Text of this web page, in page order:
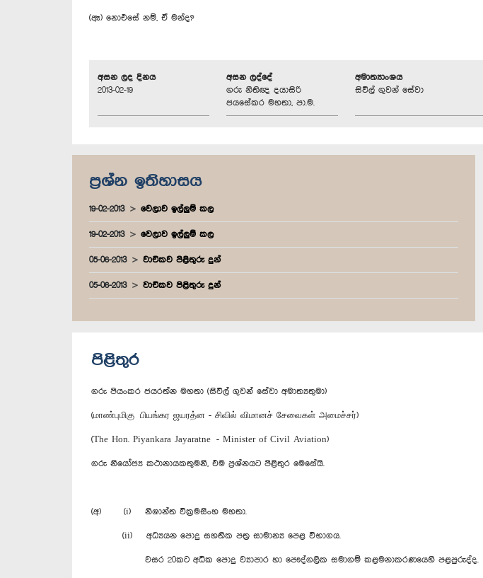
(ඈ) නොඑසේ නම්, ඒ මන්ද?
අසන ලද දිනය
2013-02-19
අසන ලද්දේ
ගරු නීතිඥ දයාසිරි
ජයසේකර මහතා, පා.ම.
අමාත්‍යාංශය
සිවිල් ගුවන් සේවා
ප්‍රශ්න ඉතිහාසය
19-02-2013 වෙලාව ඉල්ලුම් කල
19-02-2013 වෙලාව ඉල්ලුම් කල
05-06-2013 වාචිකව පිළිතුරු දුන්
05-06-2013 වාචිකව පිළිතුරු දුන්
පිළිතුර
ගරු පියංකර ජයරත්න මහතා (සිවිල් ගුවන් සේවා අමාත්‍යතුමා)
(மாண்புமிகு பியங்கர ஜயரத்ன - சிவில் விமானச் சேவைகள் அமைச்சர்)
(The Hon. Piyankara Jayaratne - Minister of Civil Aviation)
ගරු නියෝජ්‍ය කථානායකතුමනි, එම ප්‍රශ්නයට පිළිතුර මෙසේයි.
(අ) (i) නිශාන්ත වික්‍රමසිංහ මහතා.
(ii) අධ්‍යයන පොදු සහතික පත්‍ර සාමාන්‍ය පෙළ විභාගය.
වසර 20කට අධික පොදු ව්‍යාපාර හා පෞද්ගලික සමාගම් කළමනාකරණයෙහි පළපුරුද්ද.